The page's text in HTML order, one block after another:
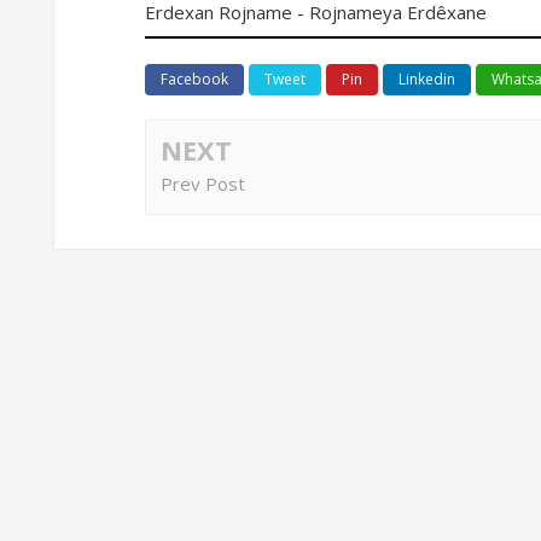
Erdexan Rojname - Rojnameya Erdêxane
Facebook Tweet Pin Linkedin
NEXT
Prev Post